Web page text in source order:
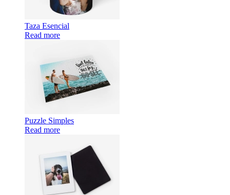
Taza Esencial
Read more
Puzzle Simples
Read more